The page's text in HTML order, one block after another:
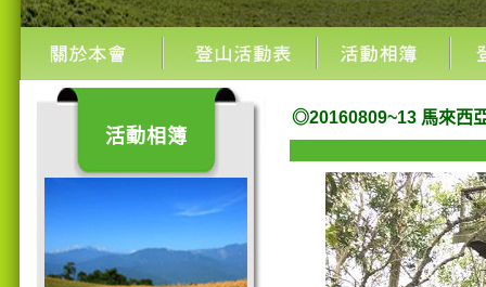
活動相簿
◎20160809~13 馬來西